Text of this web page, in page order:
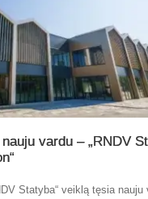
vardu – „RNDV
Statyba“ veiklą tęsia nauju